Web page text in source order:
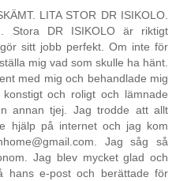
LITA STOR DR ISIKOLO.
Stora DR ISIKOLO är riktigt
sitt jobb perfekt. Om inte för
mig vad som skulle ha hänt.
med mig och behandlade mig
och roligt och lämnade
annan tjej. Jag trodde att allt
hjälp på internet och jag kom
Jag såg så
Jag blev mycket glad och
hans e-post och berättade för